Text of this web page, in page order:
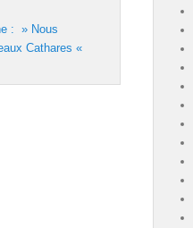
: » Nous
Cathares «